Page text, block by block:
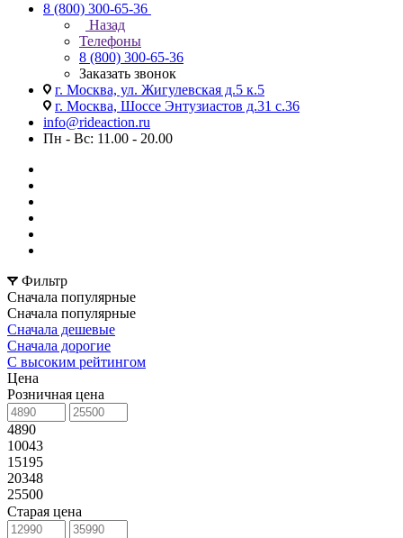
8 (800) 300-65-36
Назад
Телефоны
8 (800) 300-65-36
Заказать звонок
г. Москва, ул. Жигулевская д.5 к.5
г. Москва, Шоссе Энтузиастов д.31 с.36
info@rideaction.ru
Пн - Вс: 11.00 - 20.00
Фильтр
Сначала популярные
Сначала популярные
Сначала дешевые
Сначала дорогие
С высоким рейтингом
Цена
Розничная цена
4890
10043
15195
20348
25500
Старая цена